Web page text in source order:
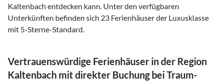
Kaltenbach entdecken kann. Unter den verfügbaren
Unterkünften befinden sich 23 Ferienhäuser der Luxusklasse
mit 5-Sterne-Standard.
Vertrauenswürdige Ferienhäuser in der Region
Kaltenbach mit direkter Buchung bei Traum-